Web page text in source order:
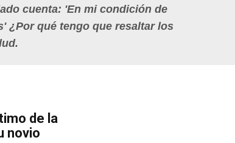
cuenta: 'En mi condición de
¿Por qué tengo que resaltar los
de la
novio